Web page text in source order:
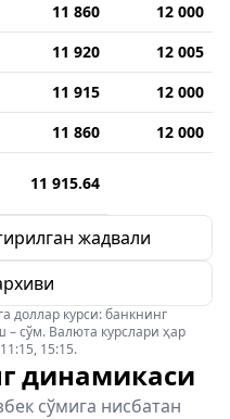
11 860
12 000
11 920
12 005
11 915
12 000
11 860
12 000
11 915.64
жадвали
доллар курси: банкнинг
– сўм. Валюта курслари ҳар
15:15.
динамикаси
сўмига нисбатан